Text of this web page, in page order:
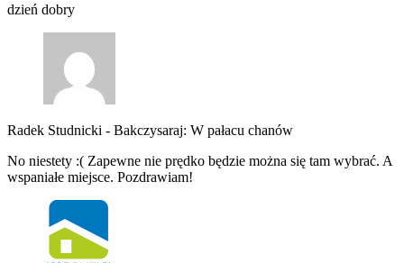
dzień dobry
Radek Studnicki - Bakczysaraj: W pałacu chanów
No niestety :( Zapewne nie prędko będzie można się tam wybrać. A
wspaniałe miejsce. Pozdrawiam!